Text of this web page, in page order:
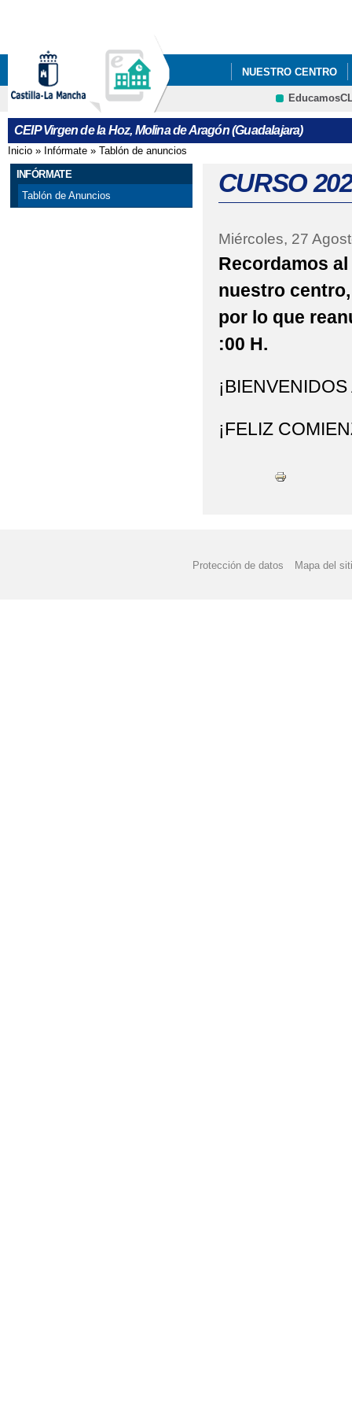
NUESTRO CENTRO
PROGRAMA
PERIÓDICO
PLAN DIGITAL DE
CRFP
CEIP Virgen de la Hoz, Molina de Aragón (Guadalajara)
Se encuentra usted aquí
Inicio » Infórmate » Tablón de anuncios
INFÓRMATE
Tablón de Anuncios
CURSO
Miércoles, 27
Recordamos
nuestro
por lo que
:00 H.
¡FELIZ
Protección de datos Mapa del